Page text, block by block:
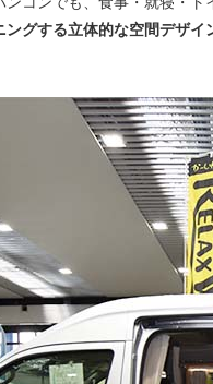
ングする立体的な空間デザイ